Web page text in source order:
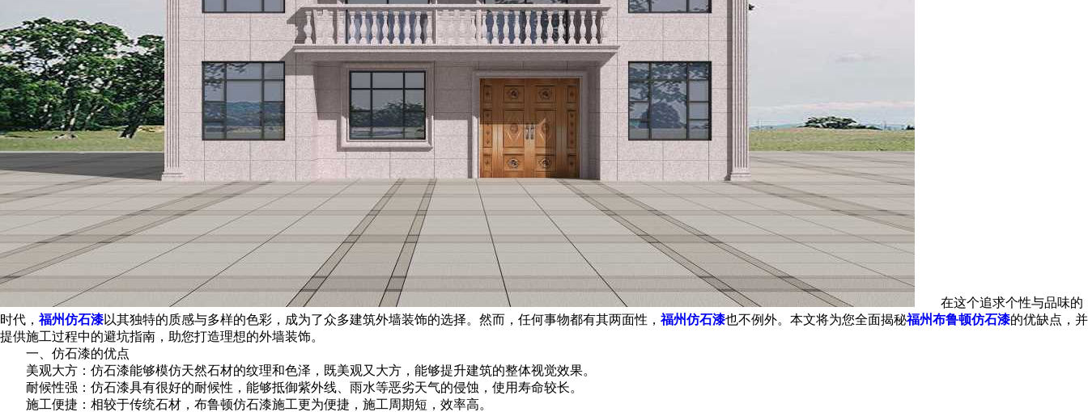
在这个追求个性与品味的
时代，福州仿石漆以其独特的质感与多样的色彩，成为了众多建筑外墙装饰的选择。然而，任何事物都有其两面性，福州仿石漆也不例外。本文将为您全面揭秘福州布鲁顿仿石漆的优缺点，并
提供施工过程中的避坑指南，助您打造理想的外墙装饰。
一、仿石漆的优点
美观大方：仿石漆能够模仿天然石材的纹理和色泽，既美观又大方，能够提升建筑的整体视觉效果。
耐候性强：仿石漆具有很好的耐候性，能够抵御紫外线、雨水等恶劣天气的侵蚀，使用寿命较长。
施工便捷：相较于传统石材，布鲁顿仿石漆施工更为便捷，施工周期短，效率高。